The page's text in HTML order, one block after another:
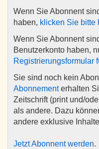
Wenn Sie Abonnent
haben, klicken Sie bitte
Wenn Sie Abonnent
Benutzerkonto haben,
Registrierungsformular
Sie sind noch kein
Abonnementerhalten
Zeitschrift (print und/
als andere. Dazu
andere exklusive
Jetzt Abonnent werden.